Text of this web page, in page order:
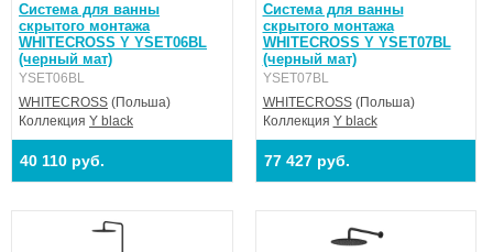
Система для ванны
скрытого монтажа
WHITECROSS Y YSET06BL
(черный мат)
YSET06BL
WHITECROSS (Польша)
Коллекция Y black
40 110 руб.
Система для ванны
скрытого монтажа
WHITECROSS Y YSET07BL
(черный мат)
YSET07BL
WHITECROSS(Польша)
Коллекция Y black
77 427 руб.